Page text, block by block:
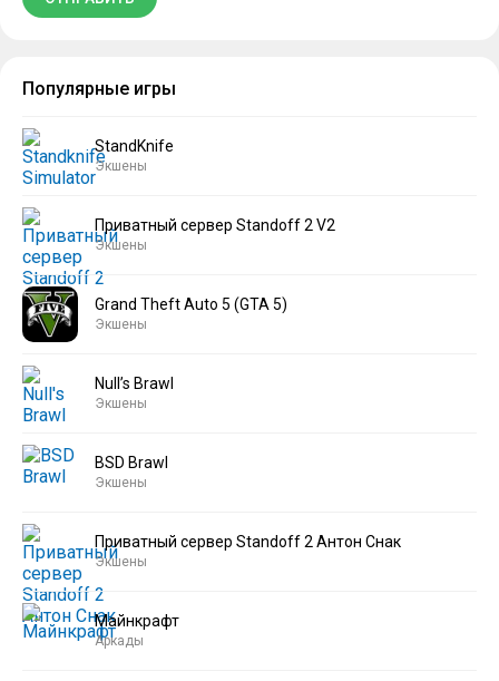
Популярные игры
StandKnife
Экшены
Приватный сервер Standoff 2 V2
Экшены
Grand Theft Auto 5 (GTA 5)
Экшены
Null’s Brawl
Экшены
BSD Brawl
Экшены
Приватный сервер Standoff 2 Антон Снак
Экшены
Майнкрафт
Аркады